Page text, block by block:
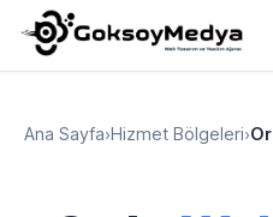
Ana Sayfa›Hizmet Bölgeleri›